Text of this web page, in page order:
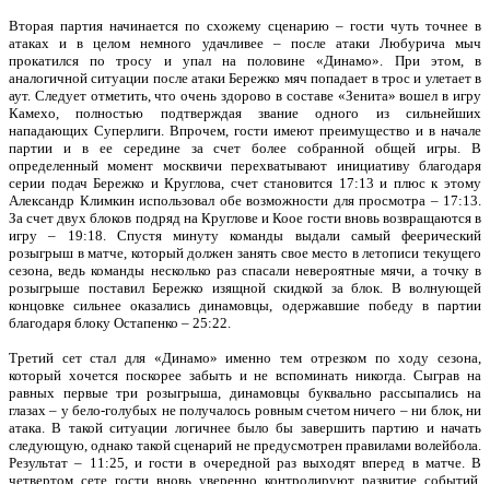
Вторая партия начинается по схожему сценарию – гости чуть точнее в
атаках и в целом немного удачливее – после атаки Любурича мыч
прокатился по тросу и упал на половине «Динамо». При этом, в
аналогичной ситуации после атаки Бережко мяч попадает в трос и улетает в
аут. Следует отметить, что очень здорово в составе «Зенита» вошел в игру
Камехо, полностью подтверждая звание одного из сильнейших
нападающих Суперлиги. Впрочем, гости имеют преимущество и в начале
партии и в ее середине за счет более собранной общей игры. В
определенный момент москвичи перехватывают инициативу благодаря
серии подач Бережко и Круглова, счет становится 17:13 и плюс к этому
Александр Климкин использовал обе возможности для просмотра – 17:13.
За счет двух блоков подряд на Круглове и Коое гости вновь возвращаются в
игру – 19:18. Спустя минуту команды выдали самый феерический
розыгрыш в матче, который должен занять свое место в летописи текущего
сезона, ведь команды несколько раз спасали невероятные мячи, а точку в
розыгрыше поставил Бережко изящной скидкой за блок. В волнующей
концовке сильнее оказались динамовцы, одержавшие победу в партии
благодаря блоку Остапенко – 25:22.
Третий сет стал для «Динамо» именно тем отрезком по ходу сезона,
который хочется поскорее забыть и не вспоминать никогда. Сыграв на
равных первые три розыгрыша, динамовцы буквально рассыпались на
глазах – у бело-голубых не получалось ровным счетом ничего – ни блок, ни
атака. В такой ситуации логичнее было бы завершить партию и начать
следующую, однако такой сценарий не предусмотрен правилами волейбола.
Результат – 11:25, и гости в очередной раз выходят вперед в матче. В
четвертом сете гости вновь уверенно контролируют развитие событий,